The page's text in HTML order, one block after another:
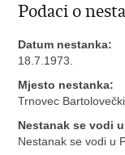
Podaci o
Datum nestanka:
18.7.1973.
Mjesto nestanka:
Trnovec Bartolovečki
Nestanak se vodi u
Nestanak se vodi u